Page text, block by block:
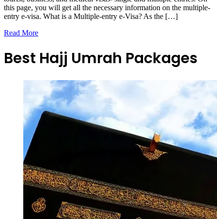
this page, you will get all the necessary information on the multiple-
entry e-visa. What is a Multiple-entry e-Visa? As the […]
Read More
Best Hajj Umrah Packages